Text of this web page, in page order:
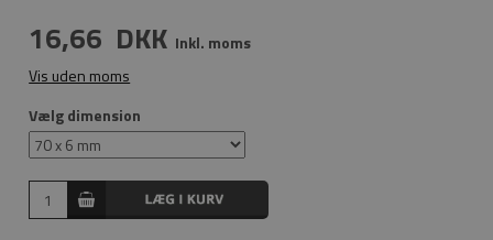
16,66 DKK Inkl. moms
Vis uden moms
Vælg dimension